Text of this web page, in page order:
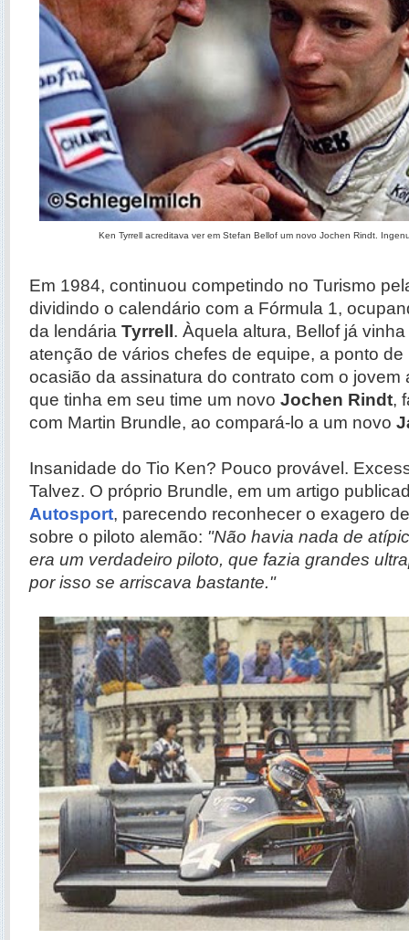
Ken Tyrrell acreditava ver em Stefan Bellof um novo Jochen Rindt.
Em 1984, continuou competindo no Turismo
dividindo o calendário com a Fórmula 1,
da lendária Tyrrell. Àquela altura, Bellof já
atenção de vários chefes de equipe, a ponto de
ocasião da assinatura do contrato com o jovem
que tinha em seu time um novo Jochen Rindt,
com Martin Brundle, ao compará-lo a um novo
Insanidade do Tio Ken? Pouco provável.
Talvez. O próprio Brundle, em um artigo
Autosport, parecendo reconhecer o exagero
sobre o piloto alemão: "Não havia nada de
era um verdadeiro piloto, que fazia grandes
por isso se arriscava bastante."